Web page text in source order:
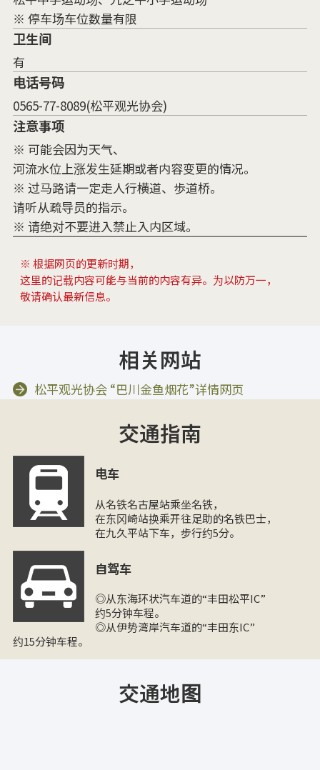
※ 停车场车位数量有限
卫生间
有
电话号码
0565-77-8089(松平观光协会)
注意事项
※ 可能会因为天气、
河流水位上涨发生延期或者内容变更的情况。
※ 过马路请一定走人行横道、歩道桥。
请听从疏导员的指示。
※ 请绝对不要进入禁止入内区域。
※ 根据网页的更新时期，
这里的记载内容可能与当前的内容有异。为以防万一，
敬请确认最新信息。
相关网站
松平观光协会 “巴川金鱼烟花”详情网页
交通指南
电车
从名铁名古屋站乘坐名铁，
在东冈崎站换乘开往足助的名铁巴士，
在九久平站下车，步行约5分。
自驾车
◎从东海环状汽车道的“丰田松平IC”
约5分钟车程。
◎从伊势湾岸汽车道的“丰田东IC”
约15分钟车程。
交通地图